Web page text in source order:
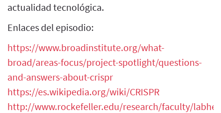
actualidad tecnológica.
Enlaces del episodio:
https://www.broadinstitute.org/what-
broad/areas-focus/project-spotlight/questions-
and-answers-about-crispr
https://es.wikipedia.org/wiki/CRISPR
http://www.rockefeller.edu/research/faculty/